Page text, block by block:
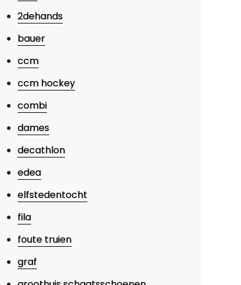
2dehands
bauer
ccm
ccm hockey
combi
dames
decathlon
edea
elfstedentocht
fila
foute truien
graf